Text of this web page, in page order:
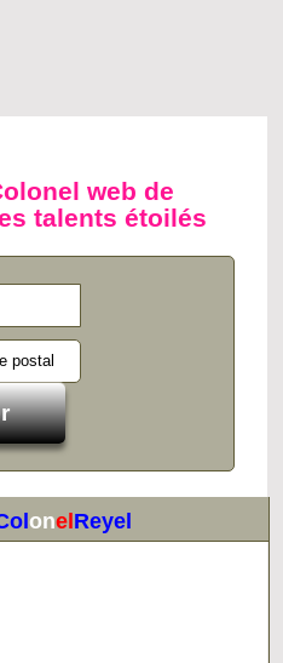
web de
talents étoilés
onelReyel